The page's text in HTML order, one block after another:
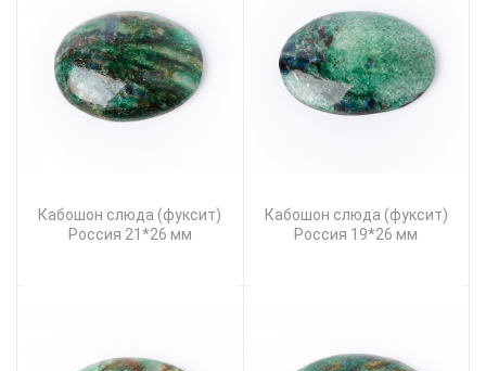
Кабошон слюда (фуксит)
Россия 21*26 мм
Кабошон слюда (фуксит)
Россия 19*26 мм